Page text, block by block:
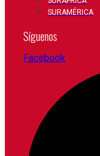
SURAMÉRICA
Síguenos
Facebook